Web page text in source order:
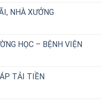
NHÀ XƯỞNG
HỌC – BỆNH VIỆN
TẢI TIỀN